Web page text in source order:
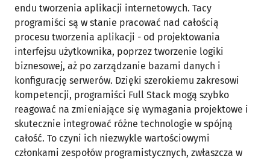
endu tworzenia aplikacji internetowych. Tacy
programiści są w stanie pracować nad całością
procesu tworzenia aplikacji - od projektowania
interfejsu użytkownika, poprzez tworzenie logiki
biznesowej, aż po zarządzanie bazami danych i
konfigurację serwerów. Dzięki szerokiemu zakresowi
kompetencji, programiści Full Stack mogą szybko
reagować na zmieniające się wymagania projektowe i
skutecznie integrować różne technologie w spójną
całość. To czyni ich niezwykle wartościowymi
członkami zespołów programistycznych, zwłaszcza w